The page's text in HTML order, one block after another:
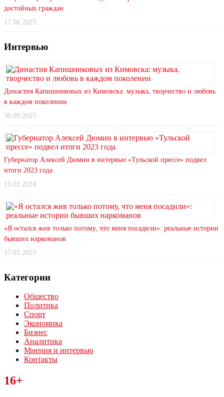
достойных граждан
17.08.2025
Интервью
Династия Капишниковых из Кимовска: музыка, творчество и любовь
в каждом поколении
30.09.2025
Губернатор Алексей Дюмин в интервью «Тульской прессе» подвел
итоги 2023 года
15.01.2024
«Я остался жив только потому, что меня посадили»: реальные истории
бывших наркоманов
17.01.2023
Категории
Общество
Политика
Спорт
Экономика
Бизнес
Аналитика
Мнения и интервью
Контакты
Читайте последние новости дня в Тульской области на сайте
“ЗаНовомосковск”
16+